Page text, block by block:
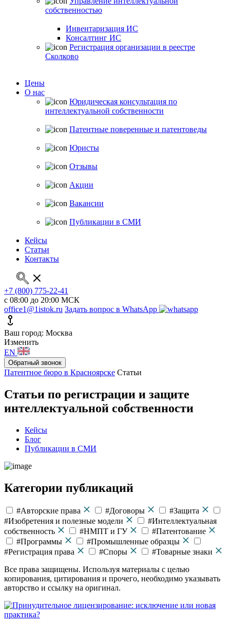
собственностью
Инвентаризация ИС
Консалтинг ИС
Регистрация организации в реестре
Сколково
Цены
О нас
Юридическая консультация по
интеллектуальной собственности
Патентные поверенные и патентоведы
Юристы
Отзывы
Акции
Вакансии
Публикации в СМИ
Кейсы
Статьи
Контакты
+7 (800) 775-22-41
с 08:00 до 20:00 МСК
office1@1istok.ru Задать вопрос в WhatsApp
Ваш город: Москва
Изменить
EN
Обратный звонок
Патентное бюро в Красноярске Статьи
Статьи по регистрации и защите
интеллектуальной собственности
Кейсы
Блог
Публикации в СМИ
Категории публикаций
#Авторские права #Договоры
#Защита
#Изобретения и полезные модели
#Интеллектуальная
собственность
#НМПТ и ГУ
#Патентование
#Программы
#Промышленные образцы
#Регистрация права
#Споры
#Товарные знаки
Все права защищены. Используя материалы с целью
копирования, цитирования и прочего, необходимо указывать
авторство и ссылку на оригинал.